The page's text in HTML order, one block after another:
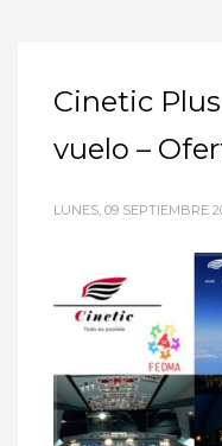
Cinetic
vuelo –
LUNES, 09 SEPTIEMBRE